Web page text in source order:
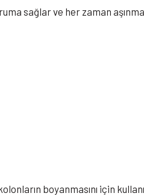
sağlar ve her zaman
boyanmasını için